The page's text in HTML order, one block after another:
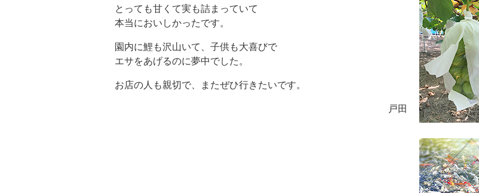
とっても甘くて実も詰まっていて
本当においしかったです。
園内に鯉も沢山いて、子供も大喜びで
エサをあげるのに夢中でした。
お店の人も親切で、またぜひ行きたいです。
戸田